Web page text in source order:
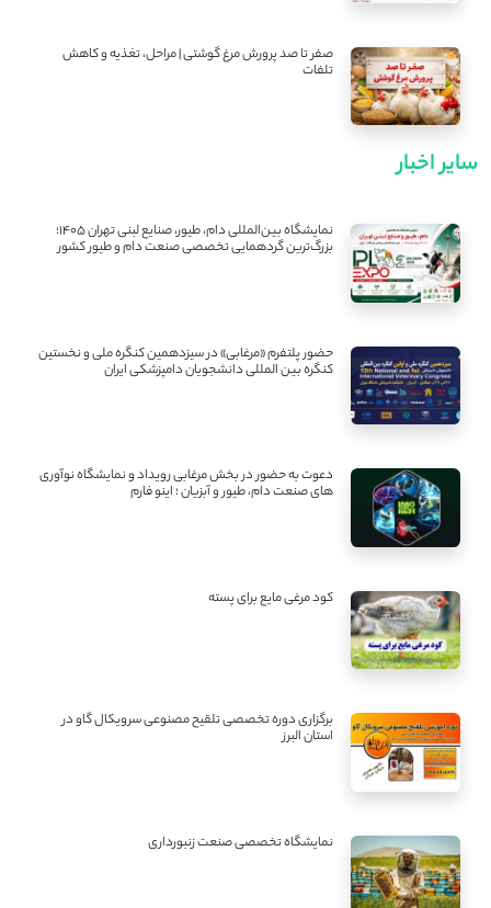
صفر تا صد پرورش مرغ گوشتی | مراحل، تغذیه و کاهش
تلفات
سایر اخبار
نمایشگاه بین‌المللی دام، طیور، صنایع لبنی تهران ۱۴۰۵؛
بزرگ‌ترین گردهمایی تخصصی صنعت دام و طیور کشور
حضور پلتفرم «مرغابی» در سیزدهمین کنگره ملی و نخستین
کنگره بین ‌المللی دانشجویان دامپزشکی ایران
دعوت به حضور در بخش مرغابی رویداد و نمایشگاه نوآوری
های صنعت دام، طیور و آبزیان ؛ اینو فارم
کود مرغی مایع برای پسته
برگزاری دوره تخصصی تلقیح مصنوعی سرویکال گاو در
استان البرز
نمایشگاه تخصصی صنعت زنبورداری